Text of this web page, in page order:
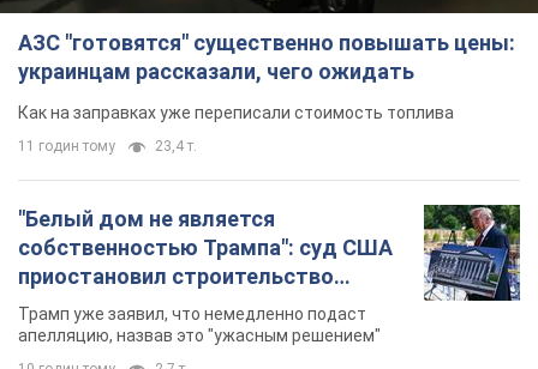
АЗС "готовятся" существенно повышать цены:
украинцам рассказали, чего ожидать
Как на заправках уже переписали стоимость топлива
11 годин тому 23,4 т.
"Белый дом не является
собственностью Трампа": суд США
приостановил строительство
бального зала стоимостью 400 млн
долларов
Трамп уже заявил, что немедленно подаст
апелляцию, назвав это "ужасным решением"